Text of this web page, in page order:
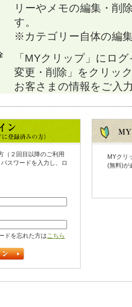
リーやメモの編集・削
す。
※カテゴリー自体の編
「MYクリップ」にロ
変更・削除」をクリッ
お客さまの情報をご入
（２回目以降のご利用
スワードを入力し、ロ
ドを忘れた方はこちら
MYクリ
(無料)が